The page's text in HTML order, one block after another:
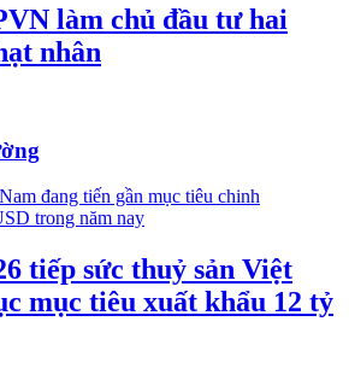
làm chủ đầu tư hai
nhân
tiếp sức thuỷ sản Việt
mục tiêu xuất khẩu 12 tỷ